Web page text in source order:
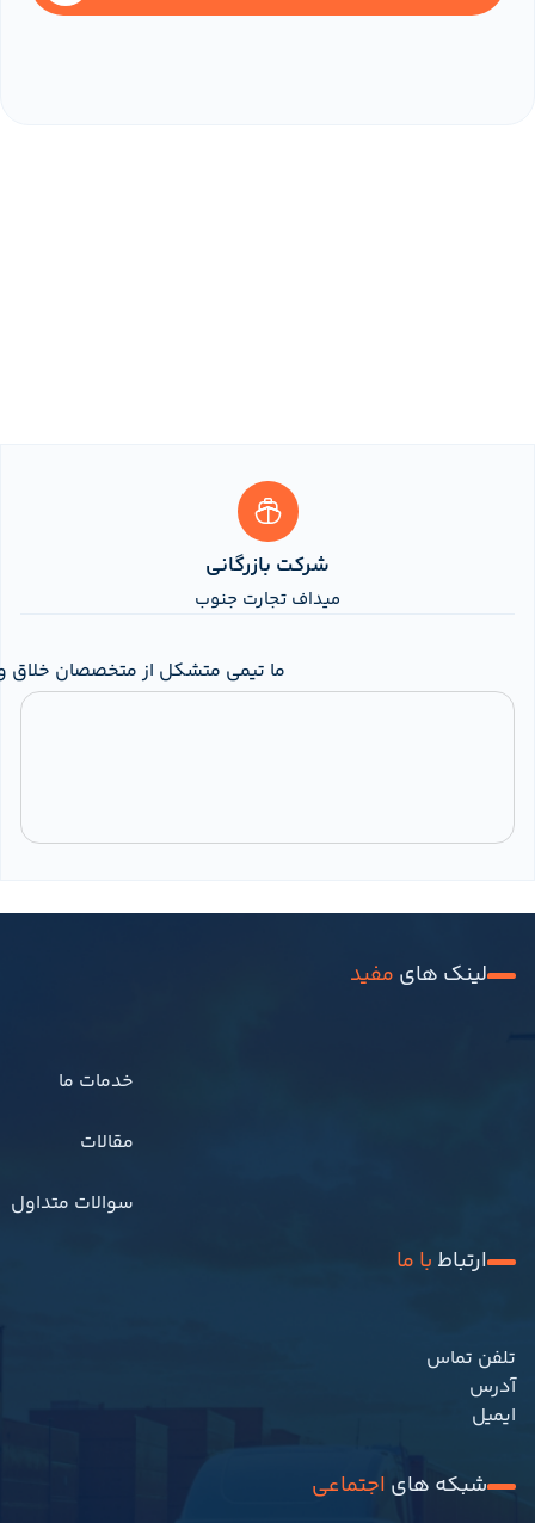
شرکت بازرگانی
میداف تجارت جنوب
لینک های مفید
ارتباط با ما
تلفن تماس
آدرس
ایمیل
شبکه های اجتماعی